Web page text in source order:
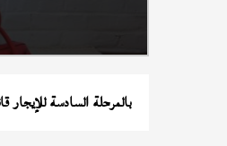
بالمرحلة السادسة للإيجار